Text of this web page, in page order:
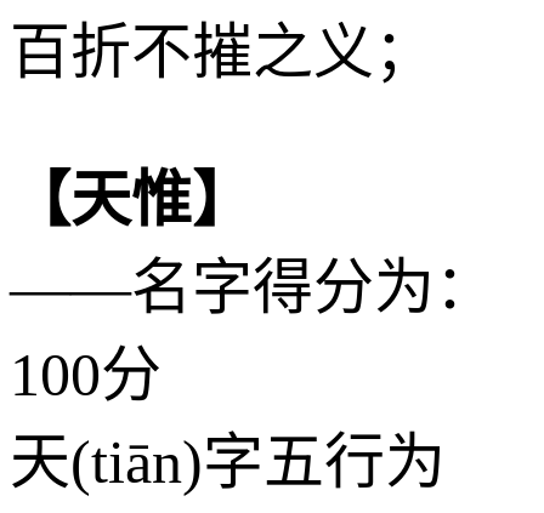
百折不摧之义；
【天惟】
——名字得分为：
100分
天(tiān)字五行为